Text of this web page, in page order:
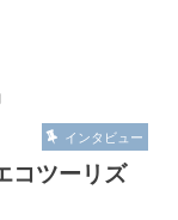
インタビュー
コツーリズ